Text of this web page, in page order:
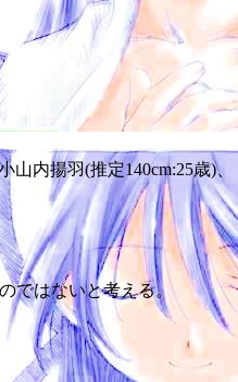
山内揚羽(推定140cm:25歳)、
ではないと考える。